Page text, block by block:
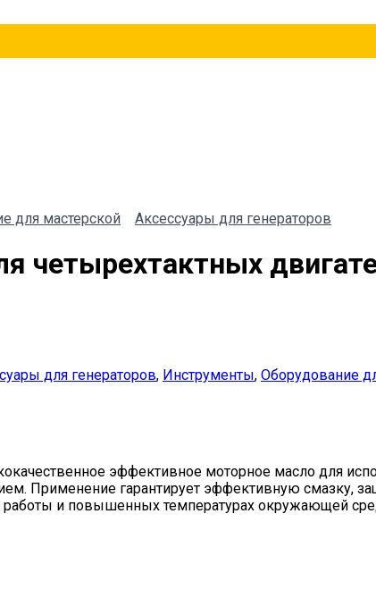
для мастерской Аксессуары для генераторов
четырехтактных
для генераторов, Инструменты, Оборудование
эффективное моторное масло для
Применение гарантирует эффективную смазку,
и повышенных температурах окружающей